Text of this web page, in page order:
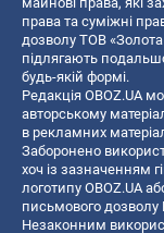
права та суміжні
дозволу ТОВ
підлягають
будь-якій формі.
Редакція OBOZ.UA
авторському
в рекламних
Заборонено
хоч із зазначенням
логотипу OBOZ.UA
письмового дозволу
Незаконним